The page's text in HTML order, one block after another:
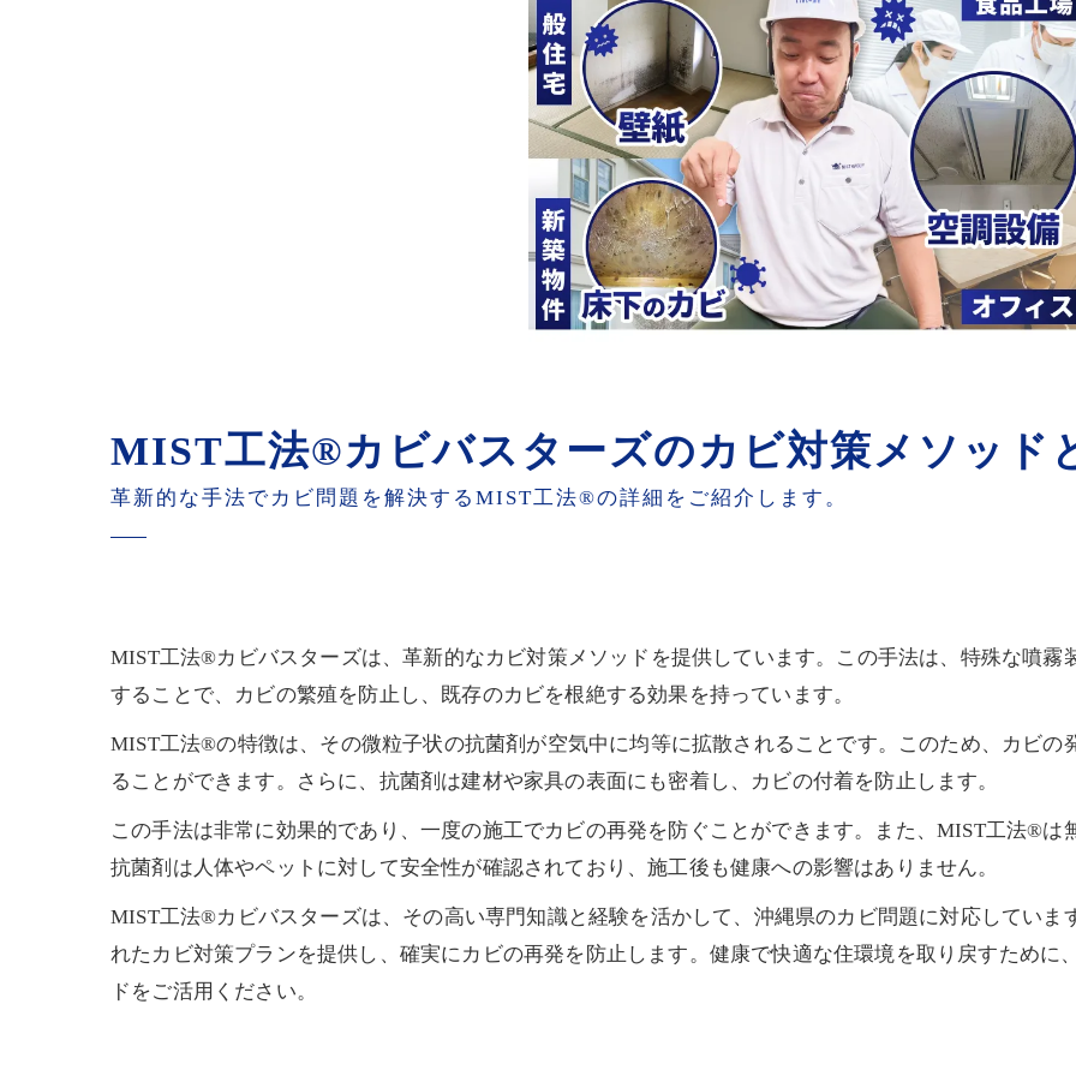
MIST工法®カビバスターズのカビ対策メソッド
革新的な手法でカビ問題を解決するMIST工法®の詳細をご紹介します。
MIST工法®カビバスターズは、革新的なカビ対策メソッドを提供しています。この手法は、特殊な噴
することで、カビの繁殖を防止し、既存のカビを根絶する効果を持っています。
MIST工法®の特徴は、その微粒子状の抗菌剤が空気中に均等に拡散されることです。このため、カビ
ることができます。さらに、抗菌剤は建材や家具の表面にも密着し、カビの付着を防止します。
この手法は非常に効果的であり、一度の施工でカビの再発を防ぐことができます。また、MIST工法®
抗菌剤は人体やペットに対して安全性が確認されており、施工後も健康への影響はありません。
MIST工法®カビバスターズは、その高い専門知識と経験を活かして、沖縄県のカビ問題に対応してい
れたカビ対策プランを提供し、確実にカビの再発を防止します。健康で快適な住環境を取り戻すため
ドをご活用ください。